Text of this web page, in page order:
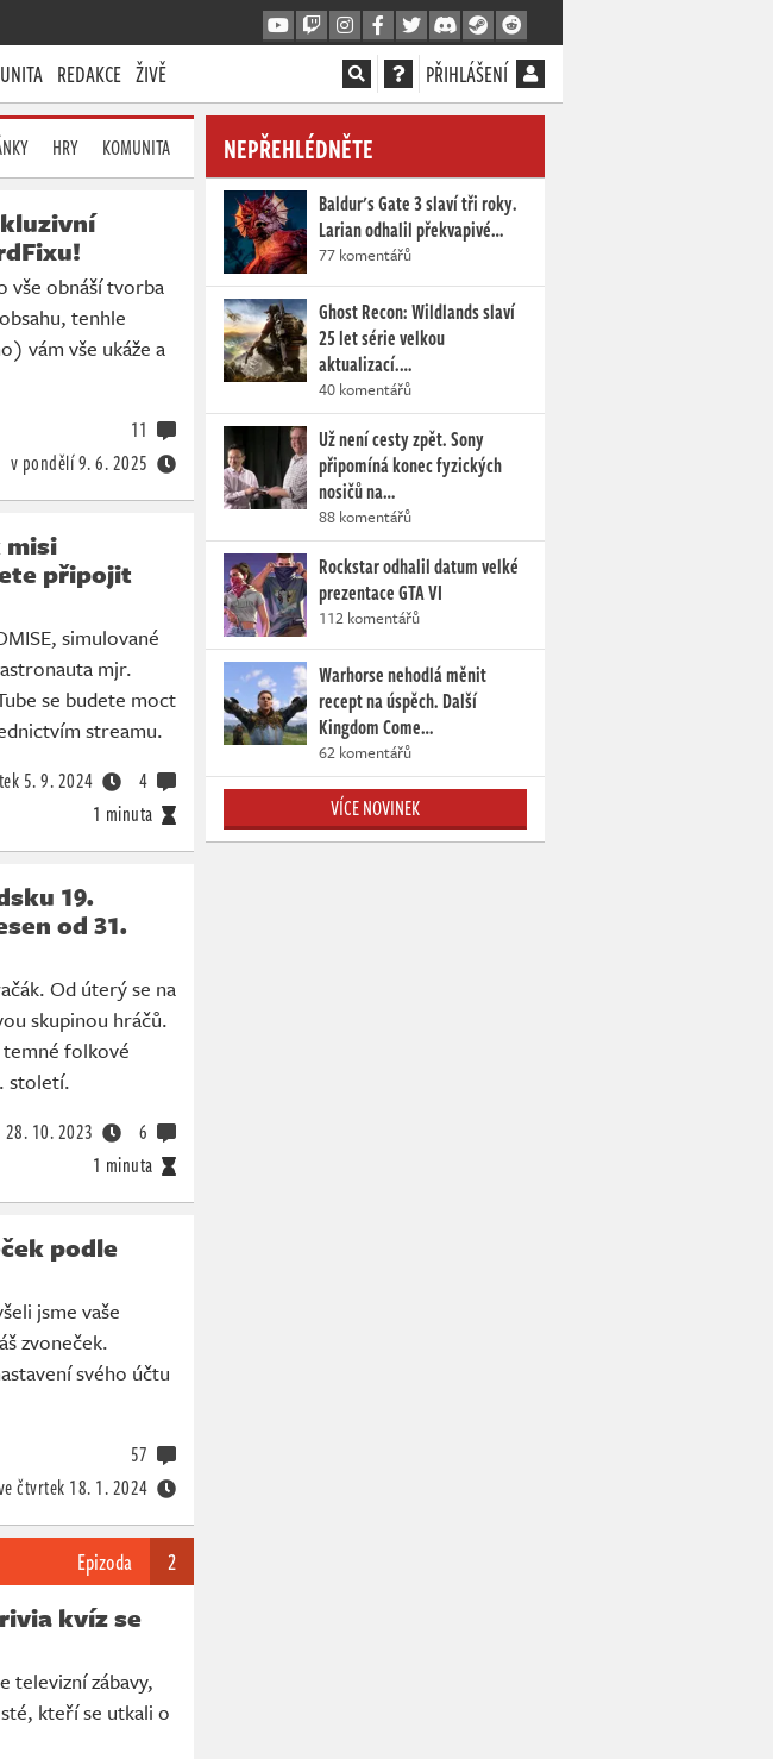
REDAKCE ŽIVĚ PŘIHLÁŠENÍ
HRY KOMUNITA
vše obnáší tvorba
tenhle
vám vše ukáže a
v pondělí9. 6. 2025
11
misi
připojit
simulované
mjr.
se budete moct
streamu.
1 minuta
5. 9. 2024 4
19.
od 31.
Od úterý se na
skupinou hráčů.
folkové
století.
1 minuta
28. 10. 2023 6
podle
jsme vaše
zvoneček.
svého účtu
čtvrtek 18. 1. 2024
57
Epizoda 2
kvíz se
televizní zábavy,
kteří se utkali o
NEPŘEHLÉDNĚTE
Baldur's Gate 3 slaví tři roky.
Larian odhalil překvapivé…
77 komentářů
Ghost Recon: Wildlands slaví
25 let série velkou
aktualizací.…
40 komentářů
Už není cesty zpět. Sony
připomíná konec fyzických
nosičů na…
88 komentářů
Rockstar odhalil datum velké
prezentace GTA VI
112 komentářů
Warhorse nehodlá měnit
recept na úspěch. Další
Kingdom Come…
62 komentářů
VÍCE NOVINEK